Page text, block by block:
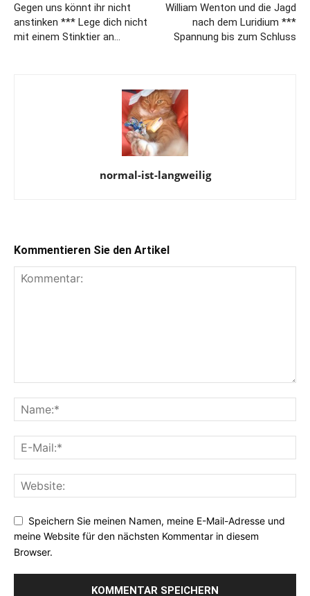
Gegen uns könnt ihr nicht
anstinken *** Lege dich nicht
mit einem Stinktier an…
William Wenton und die Jagd
nach dem Luridium ***
Spannung bis zum Schluss
normal-ist-langweilig
Kommentieren Sie den Artikel
Speichern Sie meinen Namen, meine E-Mail-Adresse und
meine Website für den nächsten Kommentar in diesem
Browser.